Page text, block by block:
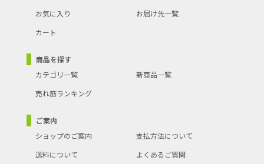
お気に入り
お届け先一覧
カート
商品を探す
カテゴリ一覧
新商品一覧
売れ筋ランキング
ご案内
ショップのご案内
支払方法について
送料について
よくあるご質問